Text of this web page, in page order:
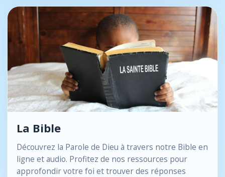
La Bible
Découvrez la Parole de Dieu à travers notre Bible en
ligne et audio. Profitez de nos ressources pour
approfondir votre foi et trouver des réponses